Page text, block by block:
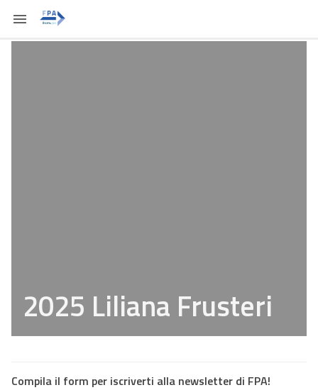
2025 Liliana Frusteri
Compila il form per iscriverti alla newsletter di FPA!